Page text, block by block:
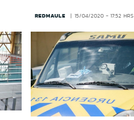
REDMAULE 15/04/2020 - 17:52 HRS